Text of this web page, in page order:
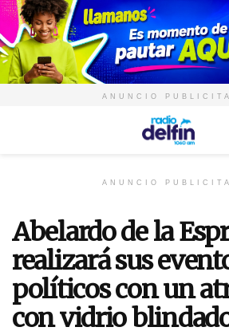
ANUNCIO
ANUNCIO
Abelardo de la
realizará sus
políticos con un
con vidrio